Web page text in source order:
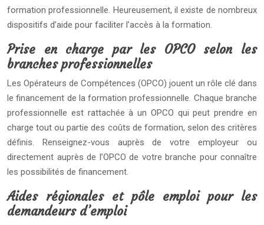
formation professionnelle. Heureusement, il existe de nombreux
dispositifs d’aide pour faciliter l’accès à la formation.
Prise en charge par les OPCO selon les
branches professionnelles
Les Opérateurs de Compétences (OPCO) jouent un rôle clé dans
le financement de la formation professionnelle. Chaque branche
professionnelle est rattachée à un OPCO qui peut prendre en
charge tout ou partie des coûts de formation, selon des critères
définis. Renseignez-vous auprès de votre employeur ou
directement auprès de l’OPCO de votre branche pour connaître
les possibilités de financement.
Aides régionales et pôle emploi pour les
demandeurs d’emploi